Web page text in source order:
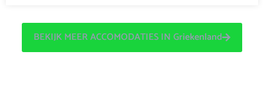
BEKIJK MEER ACCOMODATIES IN Griekenland